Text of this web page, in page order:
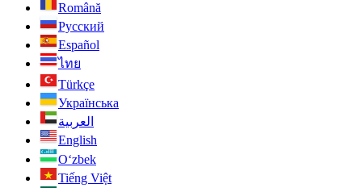
Română
Русский
Español
ไทย
Türkçe
Українська
العربية
English
O‘zbek
Tiếng Việt